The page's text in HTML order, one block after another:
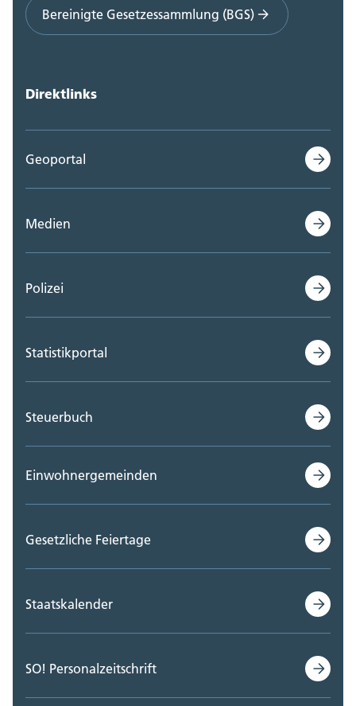
Bereinigte Gesetzessammlung (BGS)
Direktlinks
Geoportal
Medien
Polizei
Statistikportal
Steuerbuch
Einwohnergemeinden
Gesetzliche Feiertage
Staatskalender
SO! Personalzeitschrift